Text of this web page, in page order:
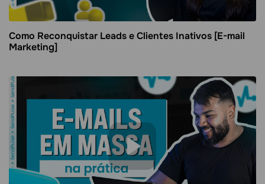
Como Reconquistar Leads e Clientes Inativos [E-mail
Marketing]